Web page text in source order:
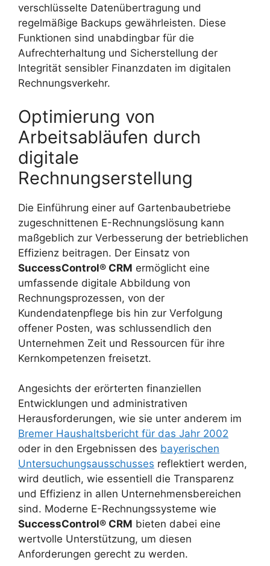
verschlüsselte Datenübertragung und
regelmäßige Backups gewährleisten. Diese
Funktionen sind unabdingbar für die
Aufrechterhaltung und Sicherstellung der
Integrität sensibler Finanzdaten im digitalen
Rechnungsverkehr.
Optimierung von
Arbeitsabläufen durch
digitale
Rechnungserstellung
Die Einführung einer auf Gartenbaubetriebe
zugeschnittenen E-Rechnungslösung kann
maßgeblich zur Verbesserung der betrieblichen
Effizienz beitragen. Der Einsatz von
SuccessControl® CRM ermöglicht eine
umfassende digitale Abbildung von
Rechnungsprozessen, von der
Kundendatenpflege bis hin zur Verfolgung
offener Posten, was schlussendlich den
Unternehmen Zeit und Ressourcen für ihre
Kernkompetenzen freisetzt.
Angesichts der erörterten finanziellen
Entwicklungen und administrativen
Herausforderungen, wie sie unter anderem im
Bremer Haushaltsbericht für das Jahr 2002
oder in den Ergebnissen des bayerischen
Untersuchungsausschusses reflektiert werden,
wird deutlich, wie essentiell die Transparenz
und Effizienz in allen Unternehmensbereichen
sind. Moderne E-Rechnungssysteme wie
SuccessControl® CRM bieten dabei eine
wertvolle Unterstützung, um diesen
Anforderungen gerecht zu werden.